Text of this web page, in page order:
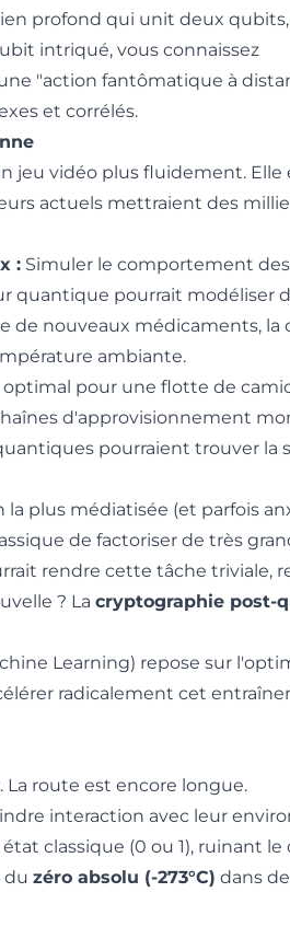
profond qui unit deux
intriqué, vous connaissez
"action fantômatique à
et corrélés.
jeu vidéo plus fluidement. Elle
actuels mettraient des
: Simuler le comportement
quantique pourrait modéliser
de nouveaux médicaments, la
ambiante.
optimal pour une flotte de
d'approvisionnement
pourraient trouver la
la plus médiatisée (et parfois
de factoriser de très
rendre cette tâche triviale,
? La cryptographie post-
Learning) repose sur
radicalement cet
route est encore longue.
interaction avec leur
classique (0 ou 1), ruinant le
du zéro absolu (-273°C) dans